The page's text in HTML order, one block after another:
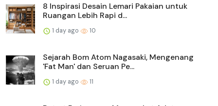
8 Inspirasi Desain Lemari Pakaian untuk
Ruangan Lebih Rapi d...
1 day ago 10
Sejarah Bom Atom Nagasaki, Mengenang
'Fat Man' dan Seruan Pe...
1 day ago 11